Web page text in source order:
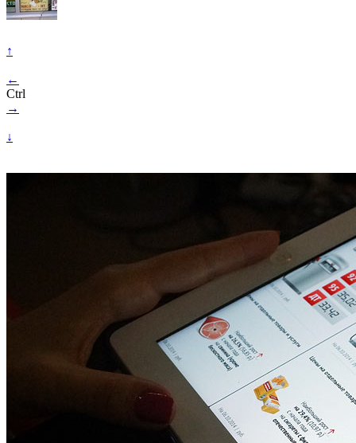
↑
←
Ctrl
→
↓